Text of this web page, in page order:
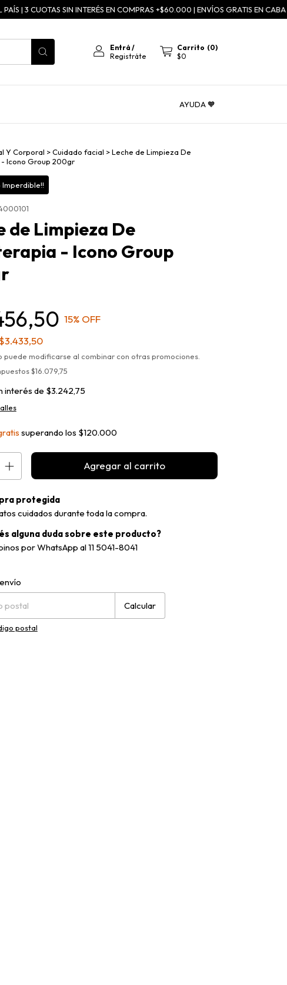
| 3 CUOTAS SIN INTERÉS EN COMPRAS +$60.000 | ENVÍOS GRATIS EN CABA A
Entrá /
Registráte
Carrito (0)
$0
AYUDA 🧡
Y Corporal > Cuidado facial > Leche de Limpieza De
Icono Group 200gr
de Limpieza De
- Icono Group
15% OFF
puede modificarse al combinar con otras promociones.
$16.079,75
interés de $3.242,75
superando los $120.000
protegida
cuidados durante toda la compra.
alguna duda sobre este producto?
por WhatsApp al 11 5041-8041
el CP:
Calcular
postal